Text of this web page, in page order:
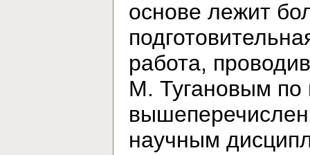
основе лежит
работа,
М. Тугановым по
научным